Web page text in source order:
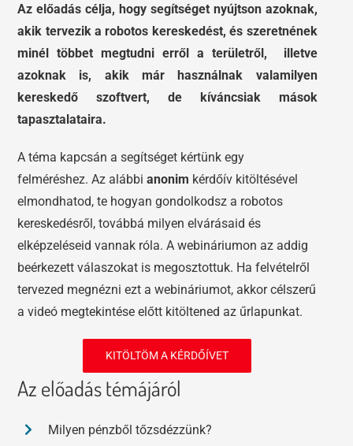
Az előadás célja, hogy segítséget nyújtson azoknak,
akik tervezik a robotos kereskedést, és szeretnének
minél többet megtudni erről a területről, illetve
azoknak is, akik már használnak valamilyen
kereskedő szoftvert, de kíváncsiak mások
tapasztalataira.
A téma kapcsán a segítséget kértünk egy
felméréshez. Az alábbianonim kérdőív kitöltésével
elmondhatod, te hogyan gondolkodsz a robotos
kereskedésről, továbbá milyen elvárásaid és
elképzeléseid vannak róla. A webináriumon az addig
beérkezett válaszokat is megosztottuk. Ha felvételről
tervezed megnézni ezt a webináriumot, akkor célszerű
a videó megtekintése előtt kitöltened az űrlapunkat.
KITÖLTÖM A KÉRDŐÍVET
Az előadás témájáról
Milyen pénzből tőzsdézzünk?